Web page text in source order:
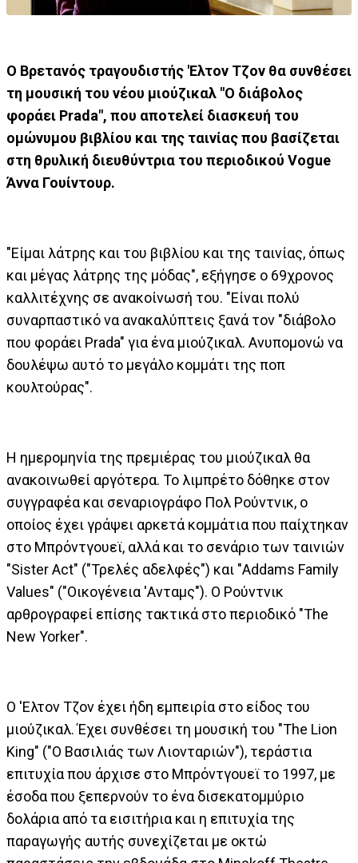
Ο Βρετανός τραγουδιστής 'Ελτον Τζον θα συνθέσει
τη μουσική του νέου μιούζικαλ "Ο διάβολος
φοράει Prada", που αποτελεί διασκευή του
ομώνυμου βιβλίου και της ταινίας που βασίζεται
στη θρυλική διευθύντρια του περιοδικού Vogue
Άννα Γουίντουρ.
"Είμαι λάτρης και του βιβλίου και της ταινίας, όπως
και μέγας λάτρης της μόδας", εξήγησε ο 69χρονος
καλλιτέχνης σε ανακοίνωσή του. "Είναι πολύ
συναρπαστικό να ανακαλύπτεις ξανά τον "διάβολο
που φοράει Prada" για ένα μιούζικαλ. Ανυπομονώ να
δουλέψω αυτό το μεγάλο κομμάτι της ποπ
κουλτούρας".
Η ημερομηνία της πρεμιέρας του μιούζικαλ θα
ανακοινωθεί αργότερα. Το λιμπρέτο δόθηκε στον
συγγραφέα και σεναριογράφο Πολ Ρούντνικ, ο
οποίος έχει γράψει αρκετά κομμάτια που παίχτηκαν
στο Μπρόντγουεϊ, αλλά και το σενάριο των ταινιών
"Sister Act" ("Τρελές αδελφές") και "Addams Family
Values" ("Οικογένεια 'Ανταμς"). Ο Ρούντνικ
αρθρογραφεί επίσης τακτικά στο περιοδικό "The
New Yorker".
Ο 'Ελτον Τζον έχει ήδη εμπειρία στο είδος του
μιούζικαλ. Έχει συνθέσει τη μουσική του "The Lion
King" ("Ο Βασιλιάς των Λιονταριών"), τεράστια
επιτυχία που άρχισε στο Μπρόντγουεϊ το 1997, με
έσοδα που ξεπερνούν το ένα δισεκατομμύριο
δολάρια από τα εισιτήρια και η επιτυχία της
παραγωγής αυτής συνεχίζεται με οκτώ